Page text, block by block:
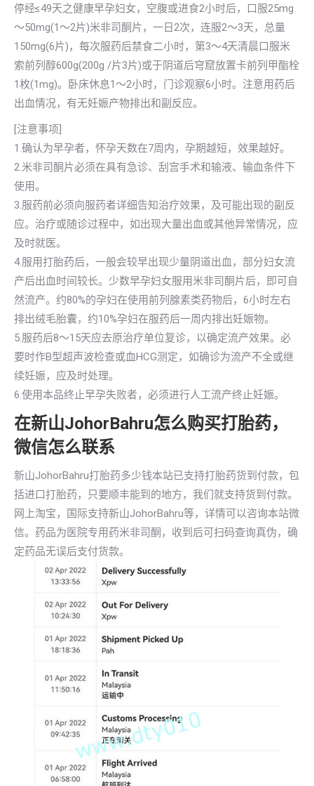
停经≤49天之健康早孕妇女，空腹或进食2小时后，口服25mg
～50mg(1～2片)米非司酮片，一日2次，连服2～3天，总量
150mg(6片)，每次服药后禁食二小时，第3～4天清晨口服米
索前列醇600g(200g /片3片)或于阴道后穹窟放置卡前列甲酯栓
1枚(1mg)。卧床休息1～2小时，门诊观察6小时。注意用药后
出血情况，有无妊娠产物排出和副反应。
[注意事项]
1.确认为早孕者，怀孕天数在7周内，孕期越短，效果越好。
2.米非司酮片必须在具有急诊、刮宫手术和输液、输血条件下
使用。
3.服药前必须向服药者详细告知治疗效果，及可能出现的副反
应。治疗或随诊过程中，如出现大量出血或其他异常情况，应
及时就医。
4.服用打胎药后，一般会较早出现少量阴道出血，部分妇女流
产后出血时间较长。少数早孕妇女服用米非司酮片后，即可自
然流产。约80%的孕妇在使用前列腺素类药物后，6小时左右
排出绒毛胎囊，约10%孕妇在服药后一周内排出妊娠物。
5.服药后8～15天应去原治疗单位复诊，以确定流产效果。必
要时作B型超声波检查或血HCG测定，如确诊为流产不全或继
续妊娠，应及时处理。
6.使用本品终止早孕失败者，必须进行人工流产终止妊娠。
在新山JohorBahru怎么购买打胎药，
微信怎么联系
新山JohorBahru打胎药多少钱本站已支持打胎药货到付款，包
括进口打胎药，只要顺丰能到的地方，我们就支持货到付款。
网上淘宝，国际支持新山JohorBahru等，详情可以咨询本站微
信。药品为医院专用药米非司酮，收到后可扫码查询真伪，确
定药品无误后支付货款。